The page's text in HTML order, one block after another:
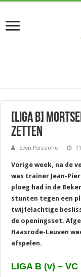
[Liga B]
zetten
Sven Persoone
Vorige week, na de
was trainer Jean-
ploeg had in de
stunten tegen een
twijfelachtige
de openingsset.
Haasrode-Leuven
afspelen.
LIGA B (v) – VC